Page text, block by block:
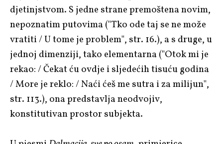
djetinjstvom. S jedne strane premoštena novim,
nepoznatim putovima ("Tko ode taj se ne može
vratiti / U tome je problem", str. 16.), a s druge, u
jednoj dimenziji, tako elementarna ("Otok mi je
rekao: / Čekat ću ovdje i sljedećih tisuću godina
/ More je reklo: / Naći ćeš me sutra i za milijun",
str. 113.), ona predstavlja neodvojiv,
konstitutivan prostor subjekta.